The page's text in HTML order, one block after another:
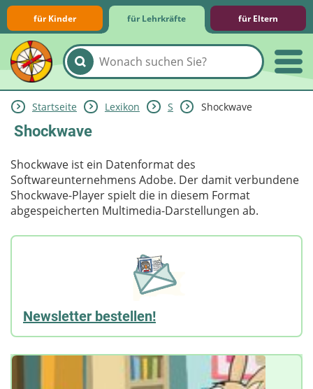
für Kinder für Lehrkräfte für Eltern
Lernmodule
Unterrichts­materialien
Internet-ABC-Schule
Praxishilfen
Aktuelles
Startseite Lexikon S Shockwave
Shockwave
Shockwave ist ein Datenformat des
Softwareunternehmens Adobe. Der damit verbundene
Shockwave-Player spielt die in diesem Format
abgespeicherten Multimedia-Darstellungen ab.
Newsletter bestellen!